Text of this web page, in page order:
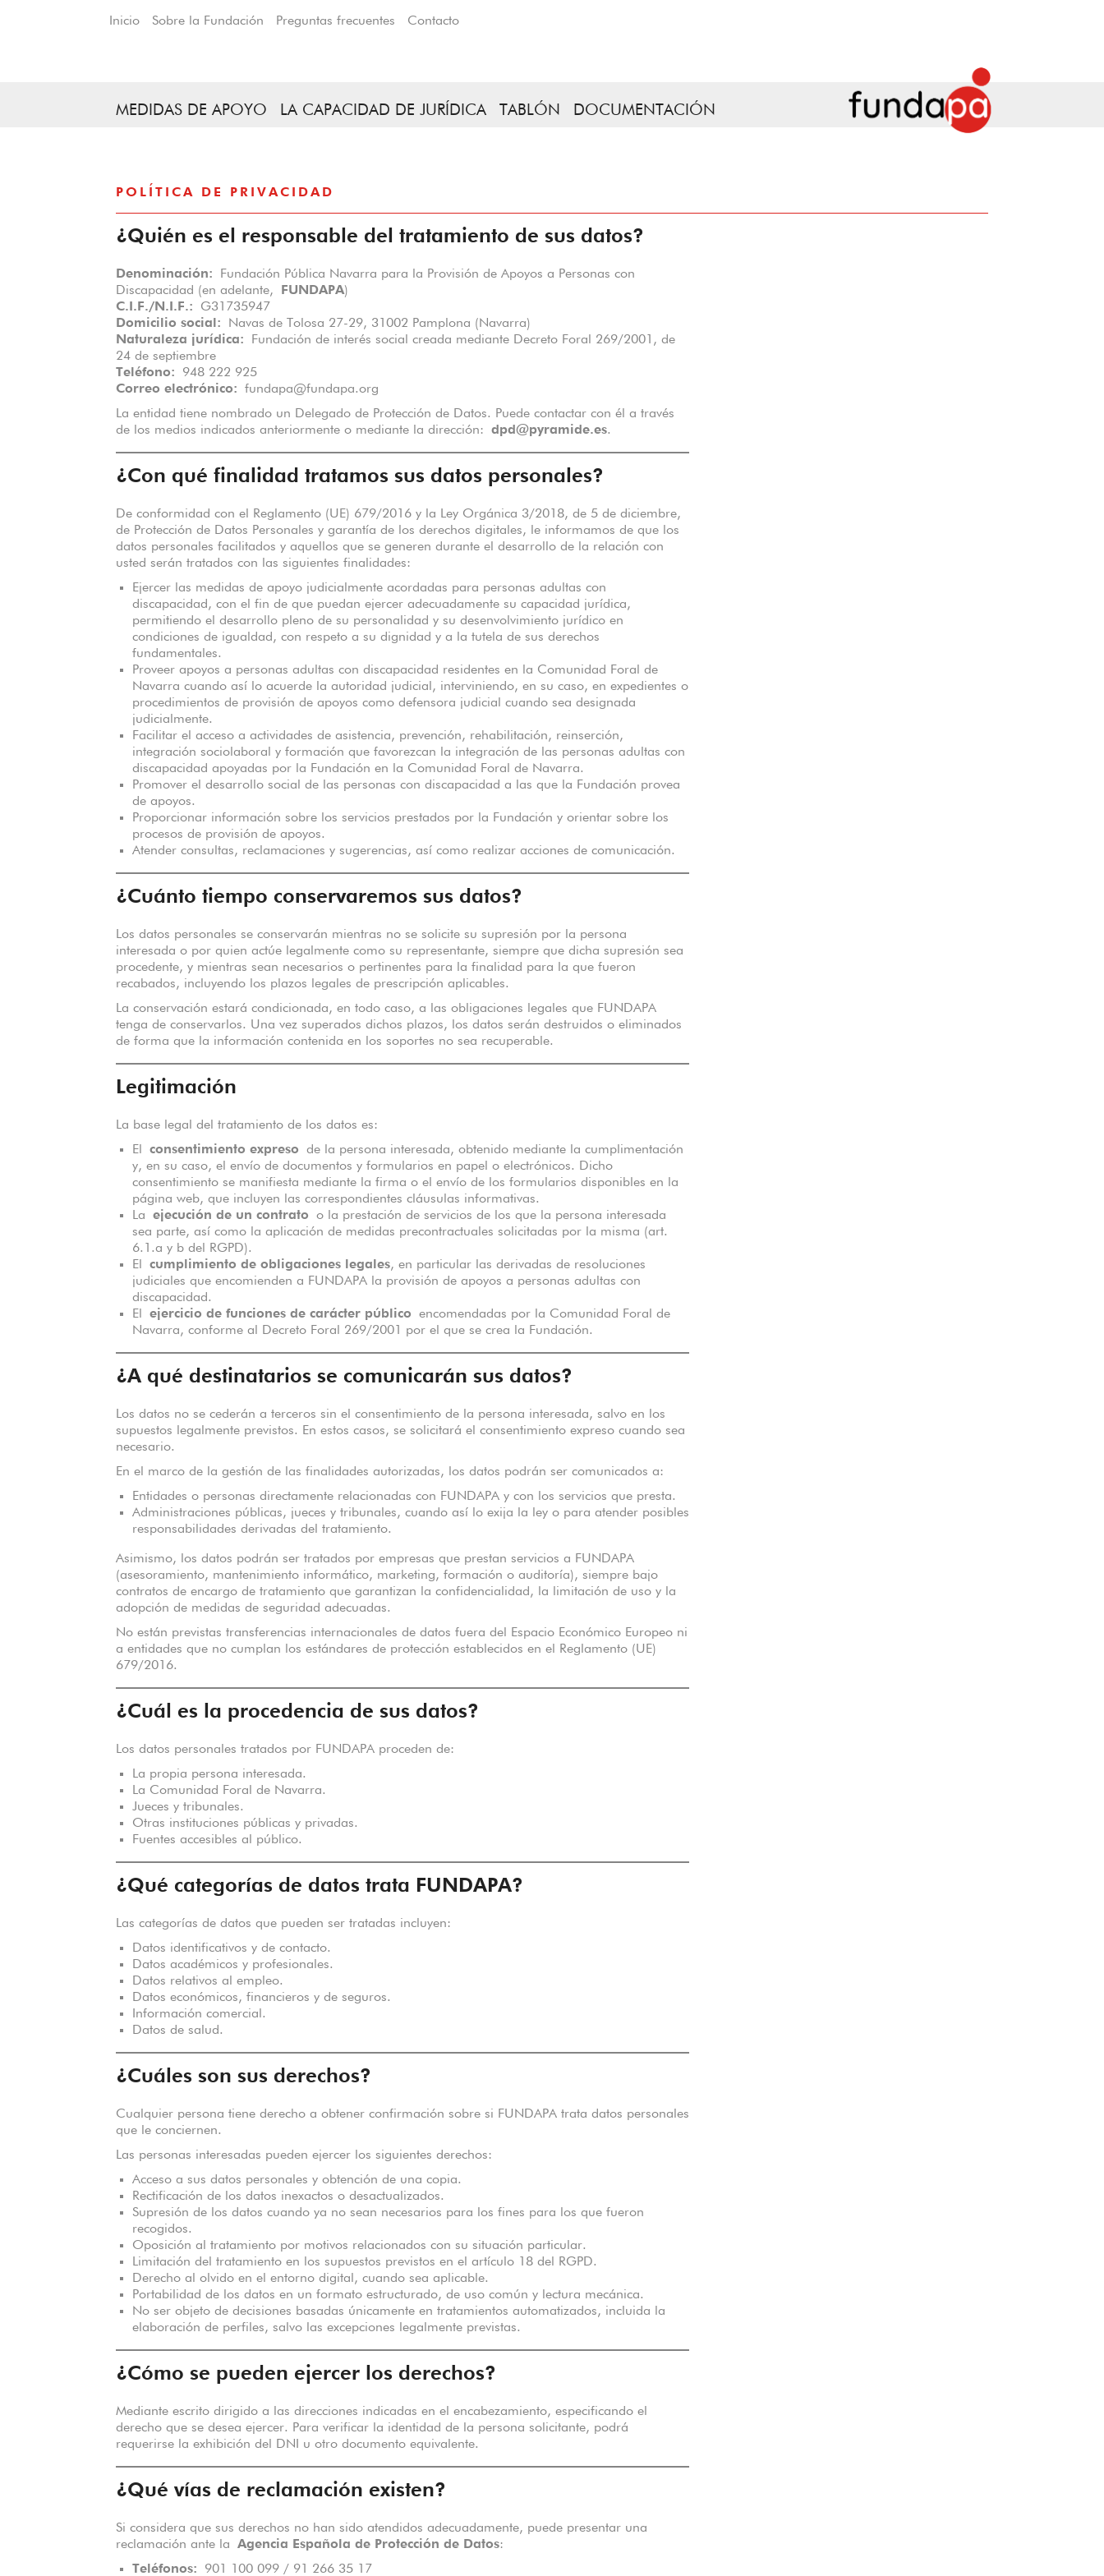
Inicio Sobre la Fundación Preguntas frecuentes Contacto
MEDIDAS DE APOYO LA CAPACIDAD DE JURÍDICA TABLÓN DOCUMENTACIÓN
POLÍTICA DE PRIVACIDAD
¿Quién es el responsable del tratamiento de sus datos?
Denominación: Fundación Pública Navarra para la Provisión de Apoyos a Personas con
Discapacidad (en adelante,
FUNDAPA)
C.I.F./N.I.F.: G31735947
Domicilio social: Navas de Tolosa 27-29, 31002 Pamplona (Navarra)
Naturaleza jurídica: Fundación de interés social creada mediante Decreto Foral 269/2001, de
24 de septiembre
Teléfono: 948 222 925
Correo electrónico:
fundapa@fundapa.org
La entidad tiene nombrado un Delegado de Protección de Datos. Puede contactar con él a través
de los medios indicados anteriormente o mediante la dirección: dpd@pyramide.es.
¿Con qué finalidad tratamos sus datos personales?
De conformidad con el Reglamento (UE) 679/2016 y la Ley Orgánica 3/2018, de 5 de diciembre,
de Protección de Datos Personales y garantía de los derechos digitales, le informamos de que los
datos personales facilitados y aquellos que se generen durante el desarrollo de la relación con
usted serán tratados con las siguientes finalidades:
Ejercer las medidas de apoyo judicialmente acordadas para personas adultas con
discapacidad, con el fin de que puedan ejercer adecuadamente su capacidad jurídica,
permitiendo el desarrollo pleno de su personalidad y su desenvolvimiento jurídico en
condiciones de igualdad, con respeto a su dignidad y a la tutela de sus derechos
fundamentales.
Proveer apoyos a personas adultas con discapacidad residentes en la Comunidad Foral de
Navarra cuando así lo acuerde la autoridad judicial, interviniendo, en su caso, en expedientes o
procedimientos de provisión de apoyos como defensora judicial cuando sea designada
judicialmente.
Facilitar el acceso a actividades de asistencia, prevención, rehabilitación, reinserción,
integración sociolaboral y formación que favorezcan la integración de las personas adultas con
discapacidad apoyadas por la Fundación en la Comunidad Foral de Navarra.
Promover el desarrollo social de las personas con discapacidad a las que la Fundación provea
de apoyos.
Proporcionar información sobre los servicios prestados por la Fundación y orientar sobre los
procesos de provisión de apoyos.
Atender consultas, reclamaciones y sugerencias, así como realizar acciones de comunicación.
¿Cuánto tiempo conservaremos sus datos?
Los datos personales se conservarán mientras no se solicite su supresión por la persona
interesada o por quien actúe legalmente como su representante, siempre que dicha supresión sea
procedente, y mientras sean necesarios o pertinentes para la finalidad para la que fueron
recabados, incluyendo los plazos legales de prescripción aplicables.
La conservación estará condicionada, en todo caso, a las obligaciones legales que FUNDAPA
tenga de conservarlos. Una vez superados dichos plazos, los datos serán destruidos o eliminados
de forma que la información contenida en los soportes no sea recuperable.
Legitimación
La base legal del tratamiento de los datos es:
El consentimiento expreso de la persona interesada, obtenido mediante la cumplimentación
y, en su caso, el envío de documentos y formularios en papel o electrónicos. Dicho
consentimiento se manifiesta mediante la firma o el envío de los formularios disponibles en la
página web, que incluyen las correspondientes cláusulas informativas.
La ejecución de un contrato o la prestación de servicios de los que la persona interesada
sea parte, así como la aplicación de medidas precontractuales solicitadas por la misma (art.
6.1.a y b del RGPD).
El cumplimiento de obligaciones legales, en particular las derivadas de resoluciones
judiciales que encomienden a FUNDAPA la provisión de apoyos a personas adultas con
discapacidad.
El ejercicio de funciones de carácter público encomendadas por la Comunidad Foral de
Navarra, conforme al Decreto Foral 269/2001 por el que se crea la Fundación.
¿A qué destinatarios se comunicarán sus datos?
Los datos no se cederán a terceros sin el consentimiento de la persona interesada, salvo en los
supuestos legalmente previstos. En estos casos, se solicitará el consentimiento expreso cuando sea
necesario.
En el marco de la gestión de las finalidades autorizadas, los datos podrán ser comunicados a:
Entidades o personas directamente relacionadas con FUNDAPA y con los servicios que presta.
Administraciones públicas, jueces y tribunales, cuando así lo exija la ley o para atender posibles
responsabilidades derivadas del tratamiento.
Asimismo, los datos podrán ser tratados por empresas que prestan servicios a FUNDAPA
(asesoramiento, mantenimiento informático, marketing, formación o auditoría), siempre bajo
contratos de encargo de tratamiento que garantizan la confidencialidad, la limitación de uso y la
adopción de medidas de seguridad adecuadas.
No están previstas transferencias internacionales de datos fuera del Espacio Económico Europeo ni
a entidades que no cumplan los estándares de protección establecidos en el Reglamento (UE)
679/2016.
¿Cuál es la procedencia de sus datos?
Los datos personales tratados por FUNDAPA proceden de:
La propia persona interesada.
La Comunidad Foral de Navarra.
Jueces y tribunales.
Otras instituciones públicas y privadas.
Fuentes accesibles al público.
¿Qué categorías de datos trata FUNDAPA?
Las categorías de datos que pueden ser tratadas incluyen:
Datos identificativos y de contacto.
Datos académicos y profesionales.
Datos relativos al empleo.
Datos económicos, financieros y de seguros.
Información comercial.
Datos de salud.
¿Cuáles son sus derechos?
Cualquier persona tiene derecho a obtener confirmación sobre si FUNDAPA trata datos personales
que le conciernen.
Las personas interesadas pueden ejercer los siguientes derechos:
Acceso a sus datos personales y obtención de una copia.
Rectificación de los datos inexactos o desactualizados.
Supresión de los datos cuando ya no sean necesarios para los fines para los que fueron
recogidos.
Oposición al tratamiento por motivos relacionados con su situación particular.
Limitación del tratamiento en los supuestos previstos en el artículo 18 del RGPD.
Derecho al olvido en el entorno digital, cuando sea aplicable.
Portabilidad de los datos en un formato estructurado, de uso común y lectura mecánica.
No ser objeto de decisiones basadas únicamente en tratamientos automatizados, incluida la
elaboración de perfiles, salvo las excepciones legalmente previstas.
¿Cómo se pueden ejercer los derechos?
Mediante escrito dirigido a las direcciones indicadas en el encabezamiento, especificando el
derecho que se desea ejercer. Para verificar la identidad de la persona solicitante, podrá
requerirse la exhibición del DNI u otro documento equivalente.
¿Qué vías de reclamación existen?
Si considera que sus derechos no han sido atendidos adecuadamente, puede presentar una
reclamación ante la Agencia Española de Protección de Datos:
Teléfonos: 901 100 099 / 91 266 35 17